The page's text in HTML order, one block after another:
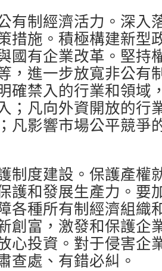
有制經濟活力。深入
措施。積極構建新型
國有企業改革。堅持
，進一步放寬非公有
確禁入的行業和領域
；凡向外資開放的行
凡影響市場公平競爭
制度建設。保護產權
護和發展生產力。要
各種所有制經濟組織
創富，激發和保護企
心投資。對于侵害企
查處、有錯必糾。